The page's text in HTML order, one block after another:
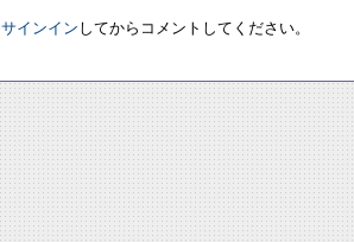
サインイン してからコメントしてください。